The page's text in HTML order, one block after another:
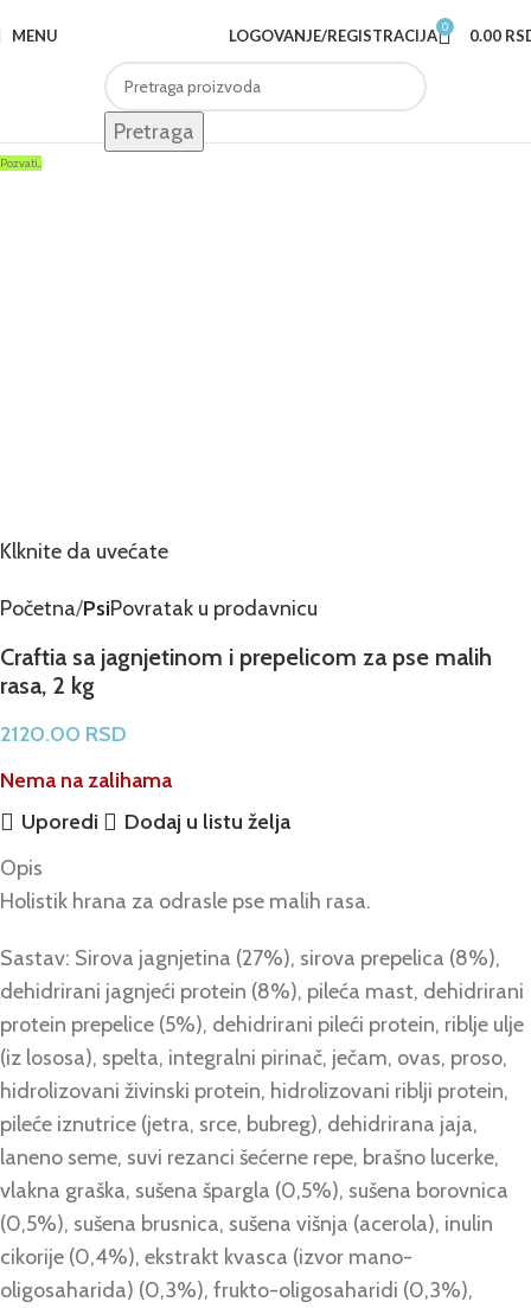
MENU LOGOVANJE/REGISTRACIJA 0 0.00
Pretraga
Pozvati...
Klknite da uvećate
Početna PsiPovratak u prodavnicu
Craftia sa jagnjetinom i prepelicom za pse malih
rasa, 2 kg
2120.00 RSD
Nema na zalihama
Uporedi
Dodaj u listu želja
Opis
Holistik hrana za odrasle pse malih rasa.
Sastav: Sirova jagnjetina (27%), sirova prepelica (8%),
dehidrirani jagnjeći protein (8%), pileća mast, dehidrirani
protein prepelice (5%), dehidrirani pileći protein, riblje ulje
(iz lososa), spelta, integralni pirinač, ječam, ovas, proso,
hidrolizovani živinski protein, hidrolizovani riblji protein,
pileće iznutrice (jetra, srce, bubreg), dehidrirana jaja,
laneno seme, suvi rezanci šećerne repe, brašno lucerke,
vlakna graška, sušena špargla (0,5%), sušena borovnica
(0,5%), sušena brusnica, sušena višnja (acerola), inulin
cikorije (0,4%), ekstrakt kvasca (izvor mano-
oligosaharida) (0,3%), frukto-oligosaharidi (0,3%),